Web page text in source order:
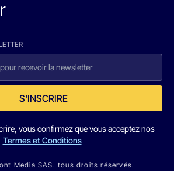
S'INSCRIRE
vous confirmez que vous acceptez nos
Termes et Conditions
Media SAS. tous droits réservés.